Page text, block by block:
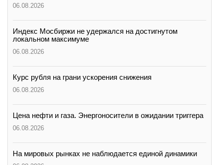
06.08.2026
Индекс Мосбиржи не удержался на достигнутом
локальном максимуме
06.08.2026
Курс рубля на грани ускорения снижения
06.08.2026
Цена нефти и газа. Энергоносители в ожидании триггера
06.08.2026
На мировых рынках не наблюдается единой динамики